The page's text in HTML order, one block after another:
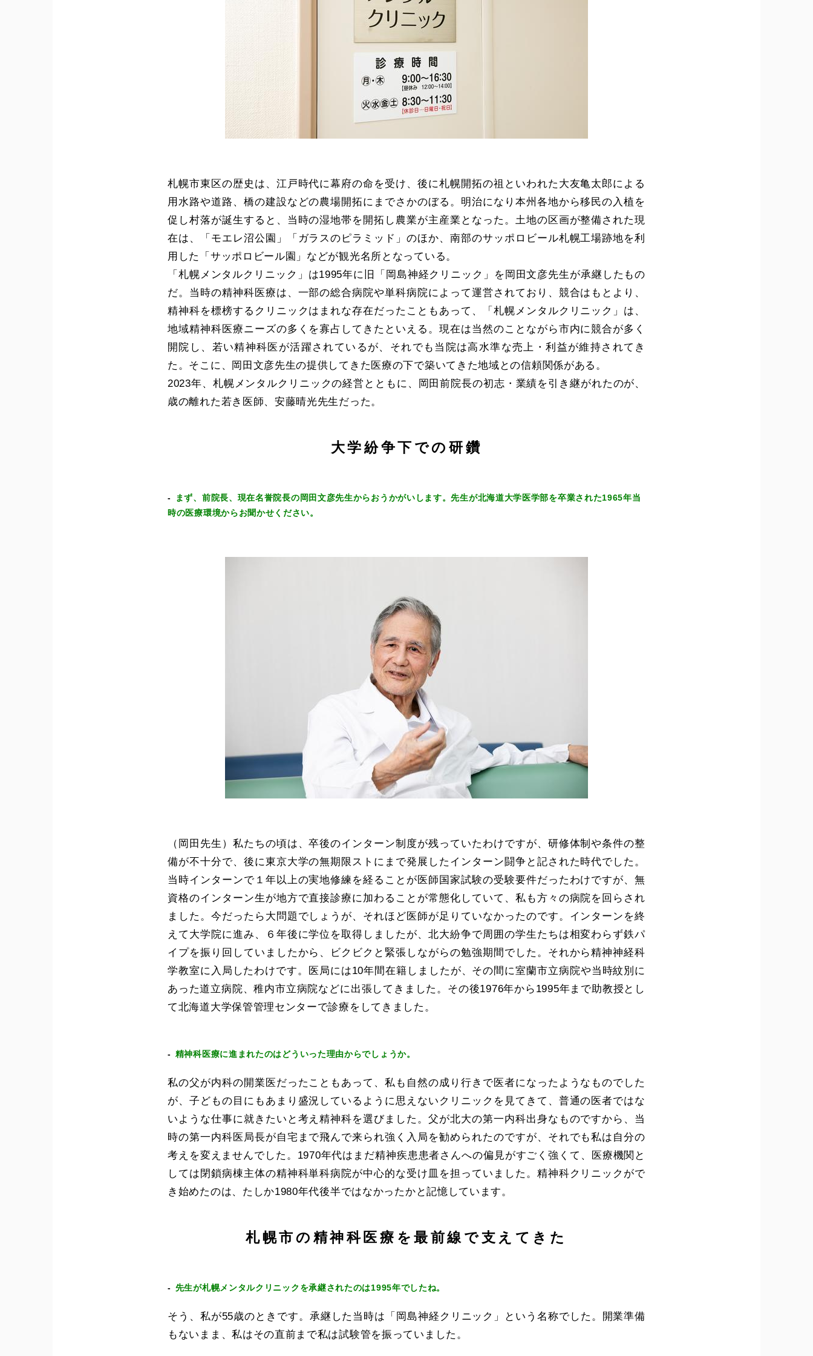
札幌市東区の歴史は、江戸時代に幕府の命を受け、後に札幌開拓の祖といわれた大友亀太郎による
用水路や道路、橋の建設などの農場開拓にまでさかのぼる。明治になり本州各地から移民の入植を
促し村落が誕生すると、当時の湿地帯を開拓し農業が主産業となった。土地の区画が整備された現
在は、「モエレ沼公園」「ガラスのピラミッド」のほか、南部のサッポロビール札幌工場跡地を利
用した「サッポロビール園」などが観光名所となっている。
「札幌メンタルクリニック」は1995年に旧「岡島神経クリニック」を岡田文彦先生が承継したもの
だ。当時の精神科医療は、一部の総合病院や単科病院によって運営されており、競合はもとより、
精神科を標榜するクリニックはまれな存在だったこともあって、「札幌メンタルクリニック」は、
地域精神科医療ニーズの多くを寡占してきたといえる。現在は当然のことながら市内に競合が多く
開院し、若い精神科医が活躍されているが、それでも当院は高水準な売上・利益が維持されてき
た。そこに、岡田文彦先生の提供してきた医療の下で築いてきた地域との信頼関係がある。
2023年、札幌メンタルクリニックの経営とともに、岡田前院長の初志・業績を引き継がれたのが、
歳の離れた若き医師、安藤晴光先生だった。
大学紛争下での研鑽
まず、前院長、現在名誉院長の岡田文彦先生からおうかがいします。先生が北海道大学医学部を卒業された1965年当
時の医療環境からお聞かせください。
（岡田先生）私たちの頃は、卒後のインターン制度が残っていたわけですが、研修体制や条件の整
備が不十分で、後に東京大学の無期限ストにまで発展したインターン闘争と記された時代でした。
当時インターンで１年以上の実地修練を経ることが医師国家試験の受験要件だったわけですが、無
資格のインターン生が地方で直接診療に加わることが常態化していて、私も方々の病院を回らされ
ました。今だったら大問題でしょうが、それほど医師が足りていなかったのです。インターンを終
えて大学院に進み、６年後に学位を取得しましたが、北大紛争で周囲の学生たちは相変わらず鉄パ
イプを振り回していましたから、ビクビクと緊張しながらの勉強期間でした。それから精神神経科
学教室に入局したわけです。医局には10年間在籍しましたが、その間に室蘭市立病院や当時紋別に
あった道立病院、稚内市立病院などに出張してきました。その後1976年から1995年まで助教授とし
て北海道大学保管管理センターで診療をしてきました。
精神科医療に進まれたのはどういった理由からでしょうか。
私の父が内科の開業医だったこともあって、私も自然の成り行きで医者になったようなものでした
が、子どもの目にもあまり盛況しているように思えないクリニックを見てきて、普通の医者ではな
いような仕事に就きたいと考え精神科を選びました。父が北大の第一内科出身なものですから、当
時の第一内科医局長が自宅まで飛んで来られ強く入局を勧められたのですが、それでも私は自分の
考えを変えませんでした。1970年代はまだ精神疾患患者さんへの偏見がすごく強くて、医療機関と
しては閉鎖病棟主体の精神科単科病院が中心的な受け皿を担っていました。精神科クリニックがで
き始めたのは、たしか1980年代後半ではなかったかと記憶しています。
札幌市の精神科医療を最前線で支えてきた
先生が札幌メンタルクリニックを承継されたのは1995年でしたね。
そう、私が55歳のときです。承継した当時は「岡島神経クリニック」という名称でした。開業準備
もないまま、私はその直前まで私は試験管を振っていました。